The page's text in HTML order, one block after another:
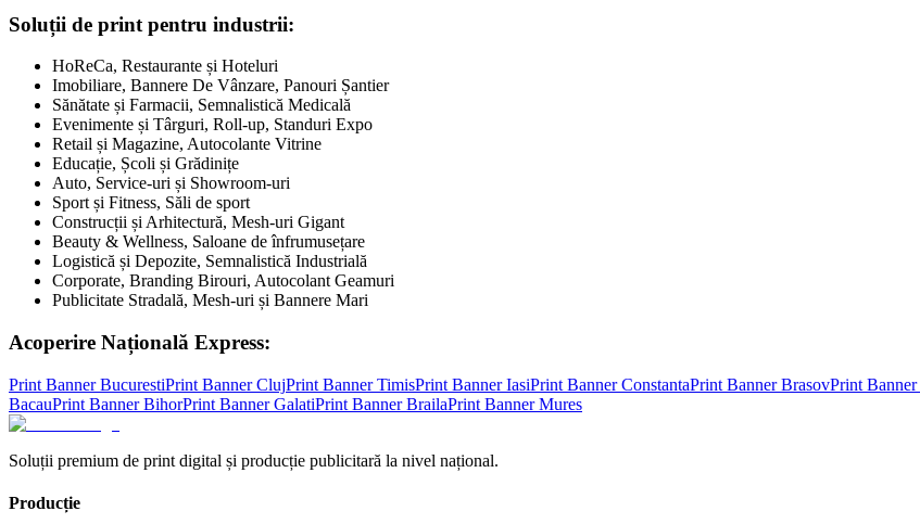
Soluții de print pentru industrii:
HoReCa, Restaurante și Hoteluri
Imobiliare, Bannere De Vânzare, Panouri Șantier
Sănătate și Farmacii, Semnalistică Medicală
Evenimente și Târguri, Roll-up, Standuri Expo
Retail și Magazine, Autocolante Vitrine
Educație, Școli și Grădinițe
Auto, Service-uri și Showroom-uri
Sport și Fitness, Săli de sport
Construcții și Arhitectură, Mesh-uri Gigant
Beauty & Wellness, Saloane de înfrumusețare
Logistică și Depozite, Semnalistică Industrială
Corporate, Branding Birouri, Autocolant Geamuri
Publicitate Stradală, Mesh-uri și Bannere Mari
Acoperire Națională Express:
Print BannerBucurestiPrint BannerClujPrint BannerTimisPrint BannerIasiPrint BannerConstantaPrint BannerBrasovPrint Banner
BacauPrint BannerBihorPrint BannerGalatiPrint BannerBrailaPrint BannerMures
Soluții premium de print digital și producție publicitară la nivel național.
Producție